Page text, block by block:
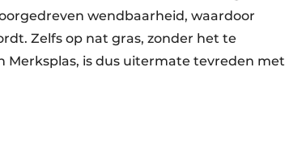
wendbaarheid, waardoor
Zelfs op nat gras, zonder het te
is dus uitermate tevreden met